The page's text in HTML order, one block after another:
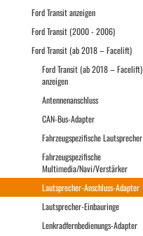
Ford Transit anzeigen
Ford Transit (2000 - 2006)
Ford Transit (ab 2018 – Facelift)
Ford Transit (ab 2018 – Facelift)
anzeigen
Antennenanschluss
CAN-Bus-Adapter
Fahrzeugspezifische Lautsprecher
Fahrzeugspezifische
Multimedia/Navi/Verstärker
Lautsprecher-Anschluss-Adapter
Lautsprecher-Einbauringe
Lenkradfernbedienungs-Adapter